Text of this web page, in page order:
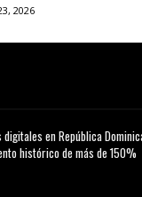
2026
digitales en República
histórico de más de 150%